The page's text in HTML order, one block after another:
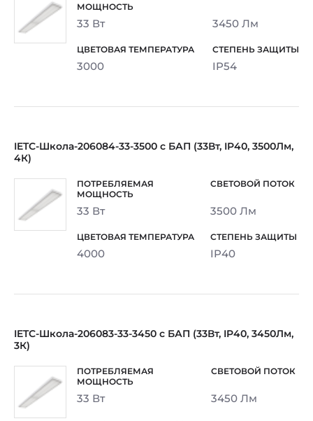
33 Вт 3450 Лм
3000 IP54
IETC-Школа-206084-33-3500 c БАП (33Вт, IP40, 3500Лм,
4К)
33 Вт 3500 Лм
4000 IP40
IETC-Школа-206083-33-3450 c БАП (33Вт, IP40, 3450Лм,
3К)
33 Вт 3450 Лм